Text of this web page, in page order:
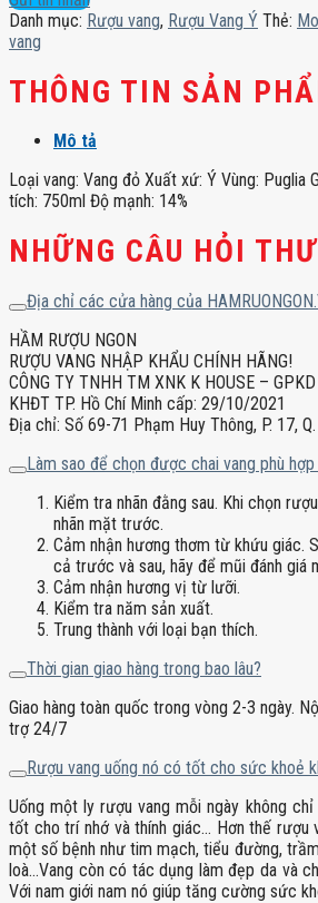
lượng
Danh mục: Rượu vang, Rượu Vang Ý Thẻ:
vang
THÔNG TIN SẢN
Mô tả
Loại vang: Vang đỏ Xuất xứ: Ý Vùng: Puglia
tích: 750ml Độ mạnh: 14%
NHỮNG CÂU HỎI
Địa chỉ các cửa hàng của
HẦM RƯỢU NGON
RƯỢU VANG NHẬP KHẨU CHÍNH HÃNG!
CÔNG TY TNHH TM XNK K HOUSE –
KHĐT TP. Hồ Chí Minh cấp: 29/10/2021
Địa chỉ: Số 69-71 Phạm Huy Thông, P. 17,
Làm sao để chọn được chai vang phù
Kiểm tra nhãn đằng sau. Khi chọn
nhãn mặt trước.
Cảm nhận hương thơm từ khứu giác.
cả trước và sau, hãy để mũi đánh giá
Cảm nhận hương vị từ lưỡi.
Kiểm tra năm sản xuất.
Trung thành với loại bạn thích.
Thời gian giao hàng trong bao lâu?
Giao hàng toàn quốc trong vòng 2-3 ngày.
trợ 24/7
Rượu vang uống nó có tốt cho sức khoẻ
Uống một ly rượu vang mỗi ngày không
tốt cho trí nhớ và thính giác… Hơn thế rượu
một số bệnh như tim mạch, tiểu đường,
loà…Vang còn có tác dụng làm đẹp da và
Với nam giới nam nó giúp tăng cường sức